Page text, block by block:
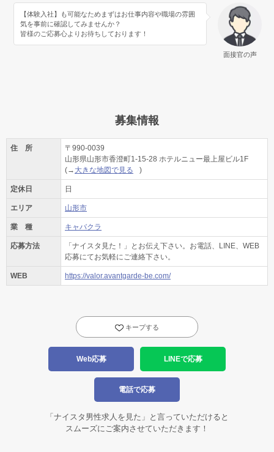
面接官の声
【体験入社】も可能なためまずはお仕事内容や職場の雰囲
気を事前に確認してみませんか？
皆様のご応募心よりお待ちしております！
募集情報
住 所
〒990-0039
山形県山形市香澄町1-15-28 ホテルニュー最上屋ビル1F
(→ 大きな地図で見る )
定休日 日
エリア 山形市
業 種 キャバクラ
応募方法
「ナイスタ見た！」とお伝え下さい。お電話、LINE、WEB
応募にてお気軽にご連絡下さい。
WEB https://valor.avantgarde-be.com/
キープする
Web応募 LINEで応募
電話で応募
「ナイスタ男性求人を見た」と言っていただけると
スムーズにご案内させていただきます！